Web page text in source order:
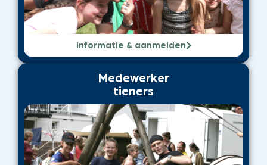
Informatie & aanmelden
Medewerker
tieners